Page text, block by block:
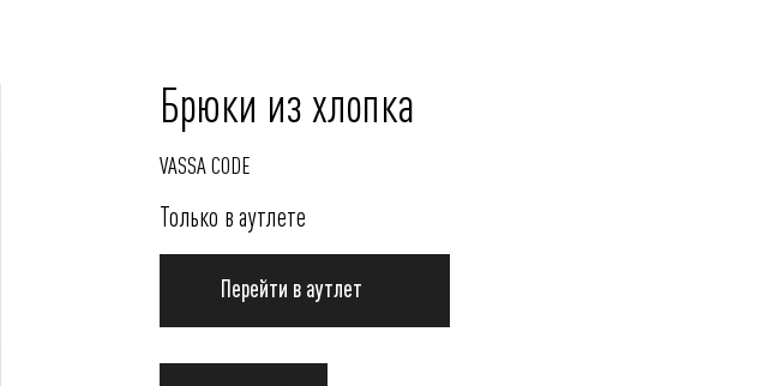
Брюки из хлопка
VASSA CODE
Только в аутлете
Перейти в аутлет